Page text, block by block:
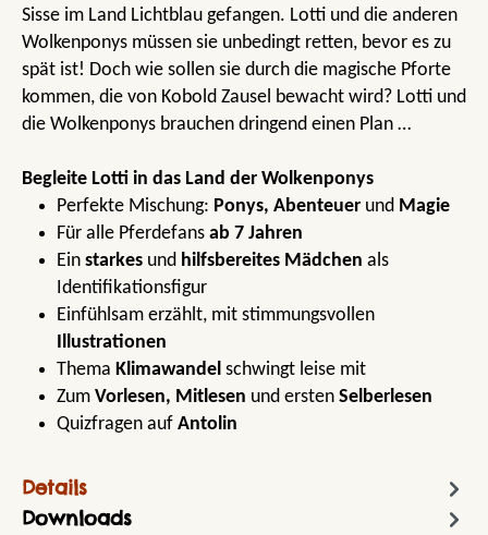
Sisse im Land Lichtblau gefangen. Lotti und die anderen
Wolkenponys müssen sie unbedingt retten, bevor es zu
spät ist! Doch wie sollen sie durch die magische Pforte
kommen, die von Kobold Zausel bewacht wird? Lotti und
die Wolkenponys brauchen dringend einen Plan …
Begleite Lotti in das Land der Wolkenponys
Perfekte Mischung: Ponys, Abenteuer und Magie
Für alle Pferdefans ab 7 Jahren
Ein starkes und hilfsbereites Mädchen als
Identifikationsfigur
Einfühlsam erzählt, mit stimmungsvollen
Illustrationen
Thema Klimawandel schwingt leise mit
Zum Vorlesen, Mitlesen und ersten Selberlesen
Quizfragen auf Antolin
Details
Downloads